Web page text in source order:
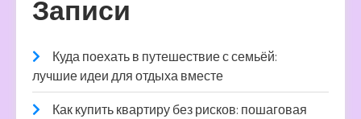
Записи
Куда поехать в путешествие с семьёй:
лучшие идеи для отдыха вместе
Как купить квартиру без рисков: пошаговая